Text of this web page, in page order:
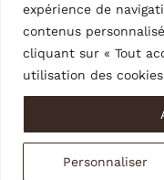
expérience de
contenus
cliquant sur « Tout
utilisation des
Personnaliser
Suivre sur
© Copyright 2026 |